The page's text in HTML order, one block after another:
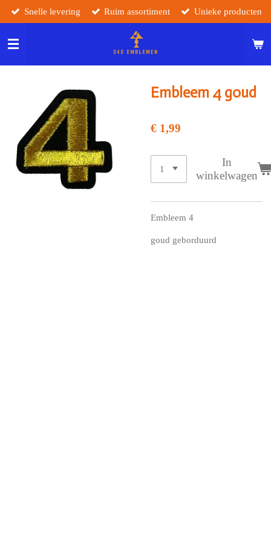
Ga
direct
naar
de
hoofdinhoud
Snelle levering Ruim assortiment Unieke producten
Embleem 4 goud
€ 1,99
In
winkelwagen
Embleem 4
goud geborduurd